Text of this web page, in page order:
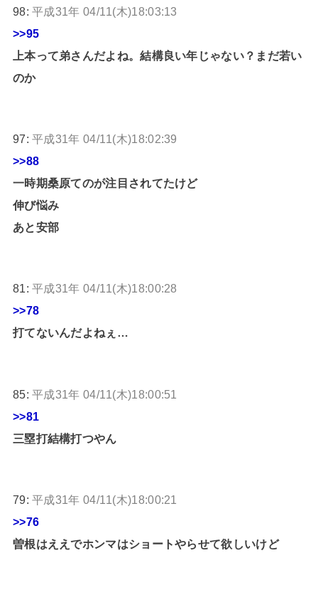
98:平成31年 04/11(木)18:03:13
>>95
上本って弟さんだよね。結構良い年じゃない？まだ若い
のか
97:平成31年 04/11(木)18:02:39
>>88
一時期桑原てのが注目されてたけど
伸び悩み
あと安部
81:平成31年 04/11(木)18:00:28
>>78
打てないんだよねぇ…
85:平成31年 04/11(木)18:00:51
>>81
三塁打結構打つやん
79:平成31年 04/11(木)18:00:21
>>76
曽根はええでホンマはショートやらせて欲しいけど